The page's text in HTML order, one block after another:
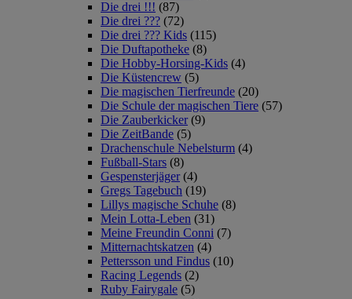
Die drei !!! (87)
Die drei ??? (72)
Die drei ??? Kids (115)
Die Duftapotheke (8)
Die Hobby-Horsing-Kids (4)
Die Küstencrew (5)
Die magischen Tierfreunde (20)
Die Schule der magischen Tiere (57)
Die Zauberkicker (9)
Die ZeitBande (5)
Drachenschule Nebelsturm (4)
Fußball-Stars (8)
Gespensterjäger (4)
Gregs Tagebuch (19)
Lillys magische Schuhe (8)
Mein Lotta-Leben (31)
Meine Freundin Conni (7)
Mitternachtskatzen (4)
Pettersson und Findus (10)
Racing Legends (2)
Ruby Fairygale (5)